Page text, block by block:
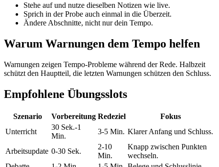
Stehe auf und nutze dieselben Notizen wie live.
Sprich in der Probe auch einmal in die Überzeit.
Ändere Abschnitte, nicht nur dein Tempo.
Warum Warnungen dem Tempo helfen
Warnungen zeigen Tempo-Probleme während der Rede. Halbzeit
schützt den Hauptteil, die letzten Warnungen schützen den Schluss.
Empfohlene Übungsslots
Szenario Vorbereitung Redeziel
Fokus
Unterricht
30 Sek.-1
Min.
3-5 Min. Klarer Anfang und Schluss.
Arbeitsupdate 0-30 Sek.
2-10
Min.
Knapp zwischen Punkten
wechseln.